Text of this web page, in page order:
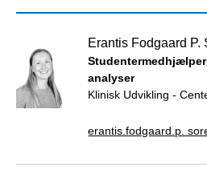
Erantis Fodgaard P.
analyser
Klinisk Udvikling -
erantis.fodgaard.p.